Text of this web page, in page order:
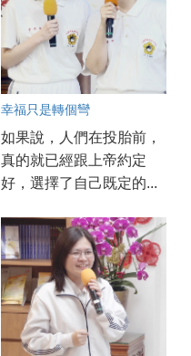
幸福只是轉個彎
如果說，人們在投胎前，
真的就已經跟上帝約定
好，選擇了自己既定的...